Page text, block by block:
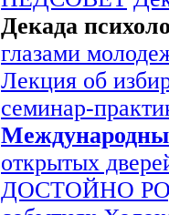
Декада
глазами
Лекция об
семинар-
открытых
ДОСТОЙНО